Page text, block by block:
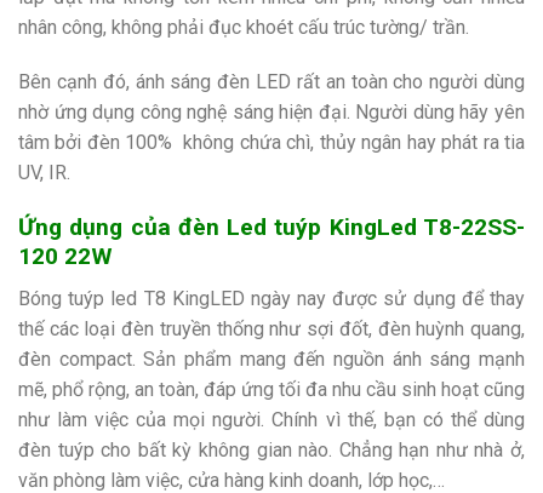
nhân công, không phải đục khoét cấu trúc tường/ trần.
Bên cạnh đó, ánh sáng đèn LED rất an toàn cho người dùng
nhờ ứng dụng công nghệ sáng hiện đại. Người dùng hãy yên
tâm bởi đèn 100% không chứa chì, thủy ngân hay phát ra tia
UV, IR.
Ứng dụng của đèn Led tuýp KingLed T8-22SS-
120 22W
Bóng tuýp led T8 KingLED ngày nay được sử dụng để thay
thế các loại đèn truyền thống như sợi đốt, đèn huỳnh quang,
đèn compact. Sản phẩm mang đến nguồn ánh sáng mạnh
mẽ, phổ rộng, an toàn, đáp ứng tối đa nhu cầu sinh hoạt cũng
như làm việc của mọi người. Chính vì thế, bạn có thể dùng
đèn tuýp cho bất kỳ không gian nào. Chẳng hạn như nhà ở,
văn phòng làm việc, cửa hàng kinh doanh, lớp học,…